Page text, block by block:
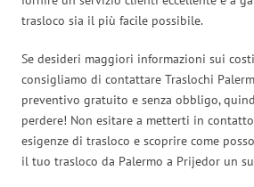
trasloco sia il più facile possibile.
Se desideri maggiori informazioni sui
consigliamo di contattare Traslochi
preventivo gratuito e senza obbligo,
perdere! Non esitare a metterti in
esigenze di trasloco e scoprire come
il tuo trasloco da Palermo a Prijedor un